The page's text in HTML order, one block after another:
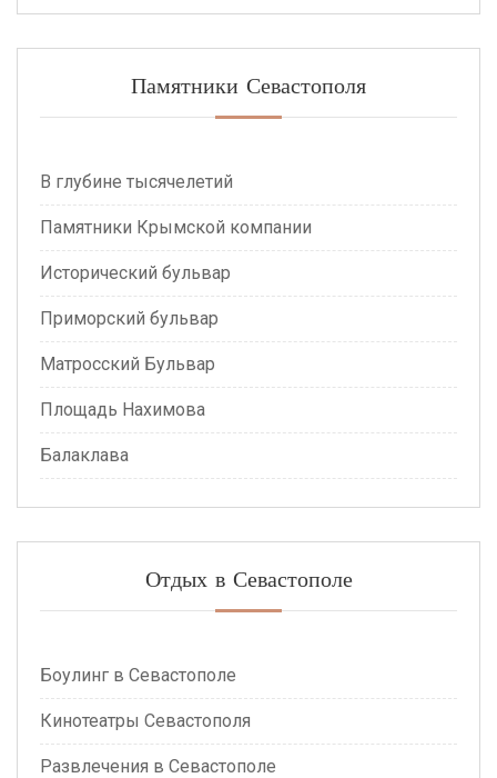
Памятники Севастополя
В глубине тысячелетий
Памятники Крымской компании
Исторический бульвар
Приморский бульвар
Матросский Бульвар
Площадь Нахимова
Балаклава
Отдых в Севастополе
Боулинг в Севастополе
Кинотеатры Севастополя
Развлечения в Севастополе